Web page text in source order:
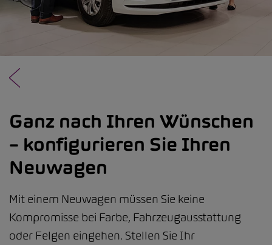
Ganz nach Ihren Wünschen
– konfigurieren Sie Ihren
Neuwagen
Mit einem Neuwagen müssen Sie keine
Kompromisse bei Farbe, Fahrzeugausstattung
oder Felgen eingehen. Stellen Sie Ihr